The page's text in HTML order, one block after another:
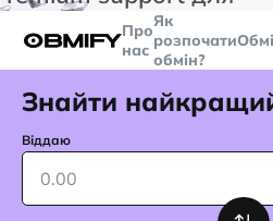
більше
Про
нас
Як
розпочати
обмін?
Знайти
Віддаю